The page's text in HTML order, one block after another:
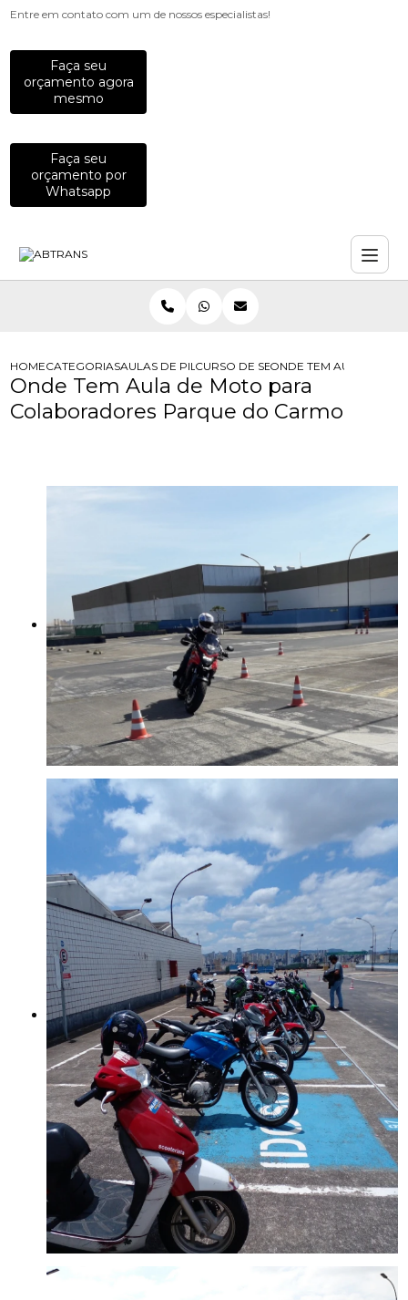
Entre em contato com um de nossos especialistas!
Faça seu
orçamento agora
mesmo
Faça seu
orçamento por
Whatsapp
HOMECATEGORIASAULAS DE PILOTAGEM PARA EMPRESAS
CURSO DE SEGURANCA PARA
ONDE TEM AULA DE
Onde Tem Aula de Moto para
Colaboradores Parque do Carmo